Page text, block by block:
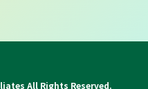
All Rights Reserved.